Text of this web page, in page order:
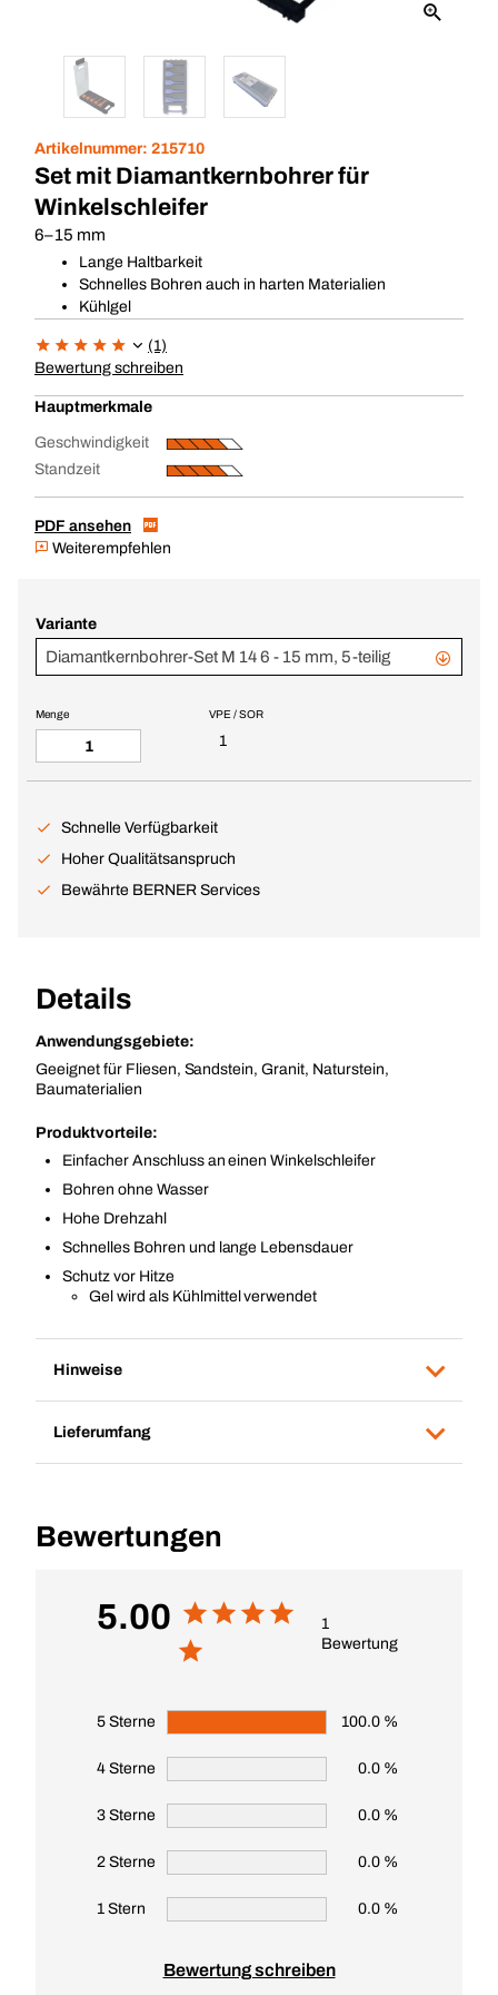
Artikelnummer: 215710
Set mit Diamantkernbohrer für
Winkelschleifer
6–15 mm
Lange Haltbarkeit
Schnelles Bohren auch in harten Materialien
Kühlgel
(1)
Bewertung schreiben
Hauptmerkmale
Geschwindigkeit
Standzeit
PDF ansehen
Weiterempfehlen
Variante
Diamantkernbohrer-Set M 14 6 - 15 mm, 5-teilig
VPE / SOR
1
Menge
Schnelle Verfügbarkeit
Hoher Qualitätsanspruch
Bewährte BERNER Services
Details
Anwendungsgebiete:
Geeignet für Fliesen, Sandstein, Granit, Naturstein,
Baumaterialien
Produktvorteile:
Einfacher Anschluss an einen Winkelschleifer
Bohren ohne Wasser
Hohe Drehzahl
Schnelles Bohren und lange Lebensdauer
Schutz vor Hitze
Gel wird als Kühlmittel verwendet
Hinweise
Lieferumfang
Bewertungen
5.00
1
Bewertung
5 Sterne 100.0 %
4 Sterne 0.0 %
3 Sterne 0.0 %
2 Sterne 0.0 %
1 Stern 0.0 %
Bewertung schreiben